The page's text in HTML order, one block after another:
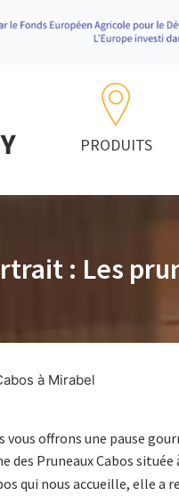
PRODUITS
: Les
à Mirabel
vous offrons une pause
des Pruneaux Cabos située
qui nous accueille, elle